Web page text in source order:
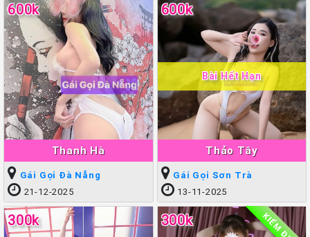
Thanh Hà
600k
Gái Gọi Đà Nẵng
21-12-2025
Thảo Tây
600k
Bài Hết Hạn
Gái Gọi Sơn Trà
13-11-2025
300k 300k